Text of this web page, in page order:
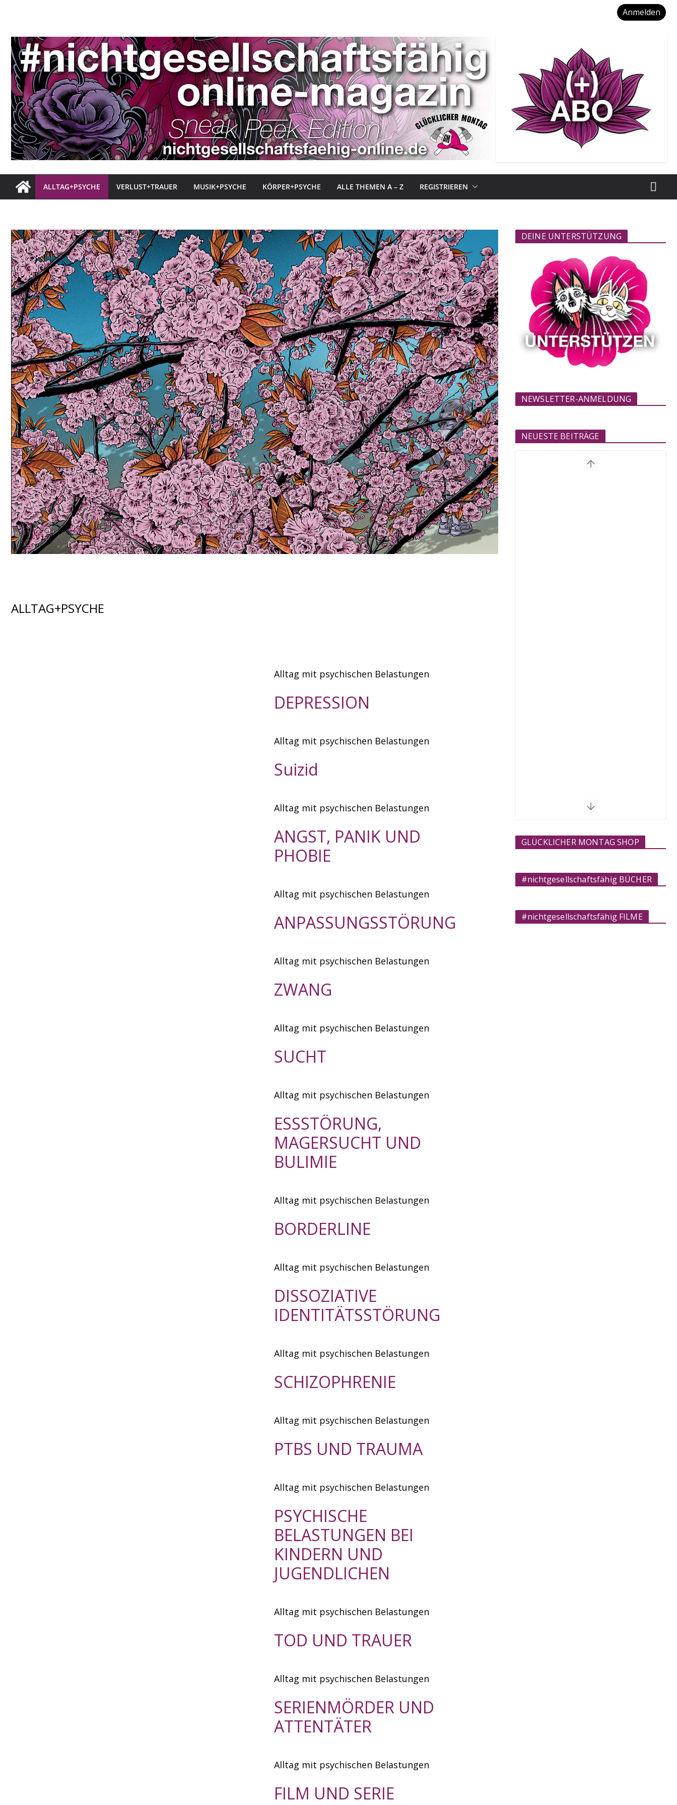
Anmelden
ALLTAG+PSYCHE VERLUST+TRAUER MUSIK+PSYCHE KÖRPER+PSYCHE ALLE THEMEN A – Z REGISTRIEREN
ALLTAG+PSYCHE
Alltag mit psychischen Belastungen
DEPRESSION
Alltag mit psychischen Belastungen
Suizid
Alltag mit psychischen Belastungen
ANGST, PANIK UND
PHOBIE
Alltag mit psychischen Belastungen
ANPASSUNGSSTÖRUNG
Alltag mit psychischen Belastungen
ZWANG
Alltag mit psychischen Belastungen
SUCHT
Alltag mit psychischen Belastungen
ESSSTÖRUNG,
MAGERSUCHT UND
BULIMIE
Alltag mit psychischen Belastungen
BORDERLINE
Alltag mit psychischen Belastungen
DISSOZIATIVE
IDENTITÄTSSTÖRUNG
Alltag mit psychischen Belastungen
SCHIZOPHRENIE
Alltag mit psychischen Belastungen
PTBS UND TRAUMA
Alltag mit psychischen Belastungen
PSYCHISCHE
BELASTUNGEN BEI
KINDERN UND
JUGENDLICHEN
Alltag mit psychischen Belastungen
TOD UND TRAUER
Alltag mit psychischen Belastungen
SERIENMÖRDER UND
ATTENTÄTER
Alltag mit psychischen Belastungen
FILM UND SERIE
DEINE UNTERSTÜTZUNG
NEWSLETTER-ANMELDUNG
NEUESTE BEITRÄGE
GLÜCKLICHER MONTAG SHOP
#nichtgesellschaftsfähig BÜCHER
#nichtgesellschaftsfähig FILME